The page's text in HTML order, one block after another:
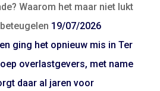
Waarom het maar niet lukt
19/07/2026
ging het opnieuw mis in Ter
overlastgevers, met name
daar al jaren voor